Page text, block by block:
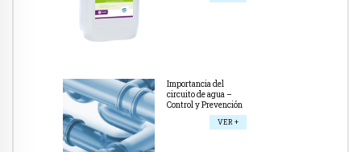
Importancia del
circuito de agua –
Control y Prevención
VER +